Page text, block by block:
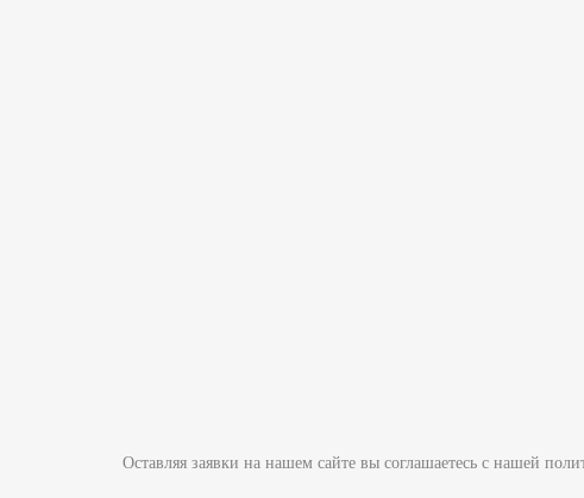
Оставляя заявки на нашем сайте вы соглашаетесь с нашей